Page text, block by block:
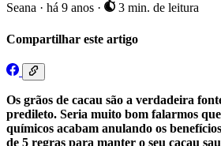
Seana · há 9 anos · 3 min. de leitura
Compartilhar este artigo
Os grãos de cacau são a verdadeira
predileto. Seria muito bom falarmos
químicos acabam anulando os
de 5 regras para manter o seu cacau